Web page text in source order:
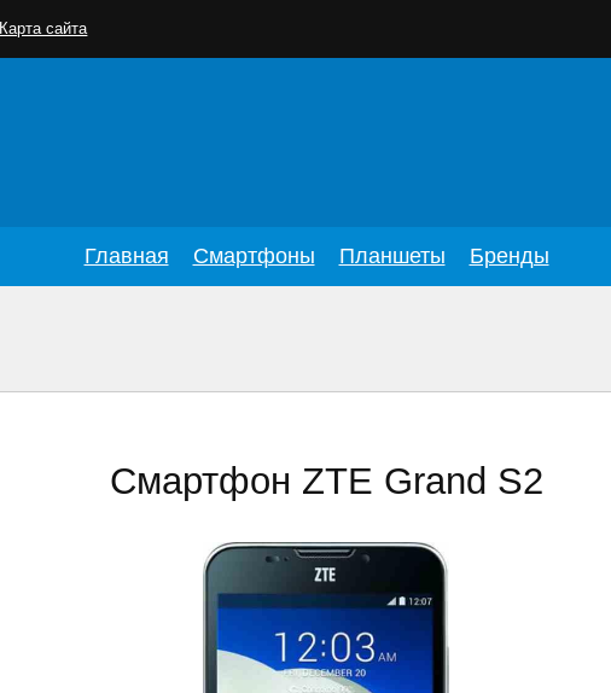
Главная Смартфоны Планшеты Бренды
Смартфон ZTE Grand S2
Карта сайта